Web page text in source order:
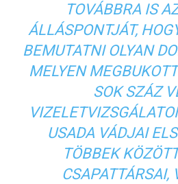
TOVÁBBRA IS
ÁLLÁSPONTJÁT,
BEMUTATNI OLYAN
MELYEN
SOK SZÁZ
USADA VÁDJAI
TÖBBEK
CSAPATTÁRSAI,